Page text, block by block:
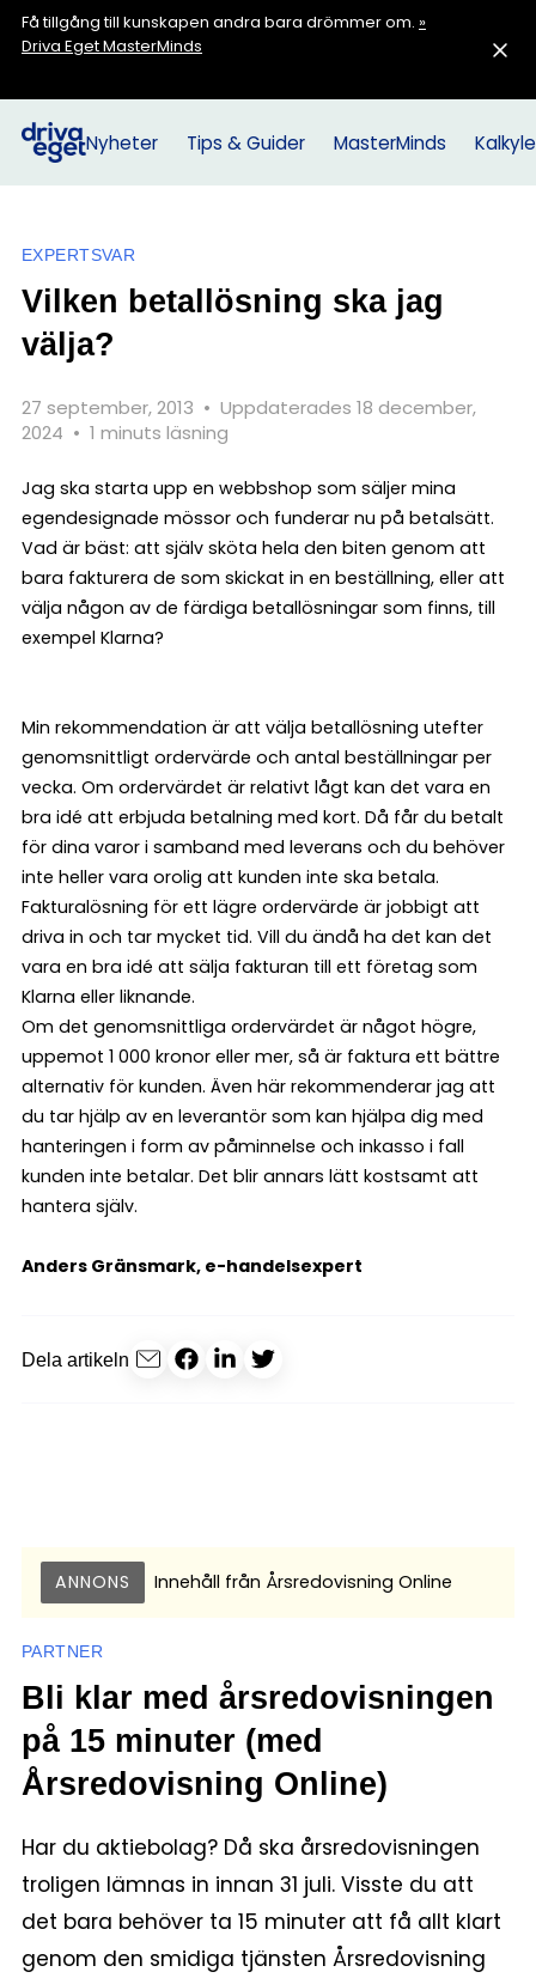
Få tillgång till kunskapen andra bara drömmer om. »
Driva Eget MasterMinds
Nyheter Tips & Guider MasterMinds
EXPERTSVAR
Vilken betallösning ska jag
välja?
27 september, 2013 • Uppdaterades 18 december,
2024 • 1 minuts läsning
Jag ska starta upp en webbshop som säljer mina
egendesignade mössor och funderar nu på betalsätt.
Vad är bäst: att själv sköta hela den biten genom att
bara fakturera de som skickat in en beställning, eller att
välja någon av de färdiga betallösningar som finns, till
exempel Klarna?
Min rekommendation är att välja betallösning utefter
genomsnittligt ordervärde och antal beställningar per
vecka. Om ordervärdet är relativt lågt kan det vara en
bra idé att erbjuda betalning med kort. Då får du betalt
för dina varor i samband med leverans och du behöver
inte heller vara orolig att kunden inte ska betala.
Fakturalösning för ett lägre ordervärde är jobbigt att
driva in och tar mycket tid. Vill du ändå ha det kan det
vara en bra idé att sälja fakturan till ett företag som
Klarna eller liknande.
Om det genomsnittliga ordervärdet är något högre,
uppemot 1 000 kronor eller mer, så är faktura ett bättre
alternativ för kunden. Även här rekommenderar jag att
du tar hjälp av en leverantör som kan hjälpa dig med
hanteringen i form av påminnelse och inkasso i fall
kunden inte betalar. Det blir annars lätt kostsamt att
hantera själv.
Anders Gränsmark, e-handelsexpert
Dela artikeln
ANNONS Innehåll från Årsredovisning Online
PARTNER
Bli klar med årsredovisningen
på 15 minuter (med
Årsredovisning Online)
Har du aktiebolag? Då ska årsredovisningen
troligen lämnas in innan 31 juli. Visste du att
det bara behöver ta 15 minuter att få allt klart
genom den smidiga tjänsten Årsredovisning